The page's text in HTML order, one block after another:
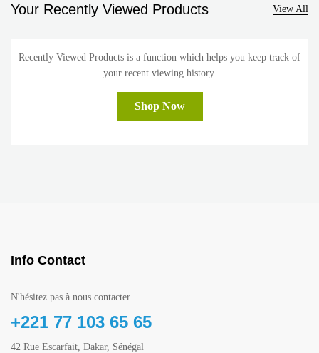
Your Recently Viewed Products View All
Recently Viewed Products is a function which helps you keep track of
your recent viewing history.
Shop Now
Info Contact
N'hésitez pas à nous contacter
+221 77 103 65 65
42 Rue Escarfait, Dakar, Sénégal